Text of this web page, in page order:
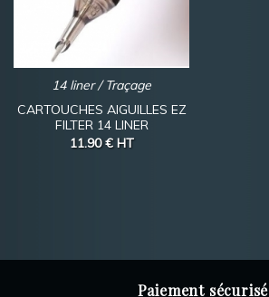
14 liner / Traçage
CARTOUCHES AIGUILLES EZ
FILTER 14 LINER
11.90 € HT
Paiement sécurisé